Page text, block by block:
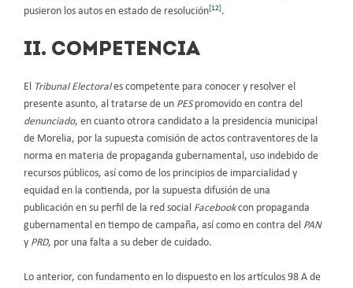
pusieron los autos en estado de resolución[12].
II. COMPETENCIA
El Tribunal Electorales competente para conocer y resolver el
presente asunto, al tratarse de un PESpromovido en contra del
denunciado, en cuanto otrora candidato a la presidencia municipal
de Morelia, por la supuesta comisión de actos contraventores de la
norma en materia de propaganda gubernamental, uso indebido de
recursos públicos, así como de los principios de imparcialidad y
equidad en la contienda, por la supuesta difusión de una
publicación en su perfil de la red social Facebookcon propaganda
gubernamental en tiempo de campaña, así como en contra del PAN
y PRD, por una falta a su deber de cuidado.
Lo anterior, con fundamento en lo dispuesto en los artículos 98 A de